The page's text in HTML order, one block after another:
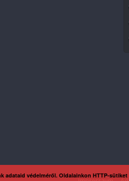
védelméről. Oldalainkon HTTP-